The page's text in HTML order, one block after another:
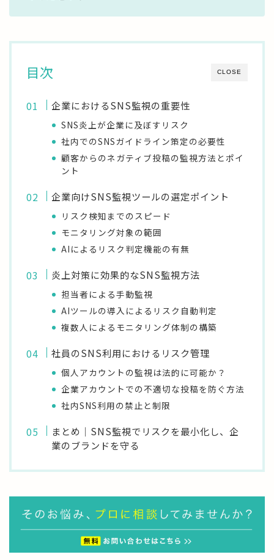
CLOSE
目次
企業におけるSNS監視の重要性
SNS炎上が企業に及ぼすリスク
社内でのSNSガイドライン策定の必要性
顧客からのネガティブ投稿の監視方法とポイ
ント
企業向けSNS監視ツールの選定ポイント
リスク検知までのスピード
モニタリング対象の範囲
AIによるリスク判定機能の有無
炎上対策に効果的なSNS監視方法
担当者による手動監視
AIツールの導入によるリスク自動判定
複数人によるモニタリング体制の構築
社員のSNS利用におけるリスク管理
個人アカウントの監視は法的に可能か？
企業アカウントでの不適切な投稿を防ぐ方法
社内SNS利用の禁止と制限
まとめ｜SNS監視でリスクを最小化し、企
業のブランドを守る